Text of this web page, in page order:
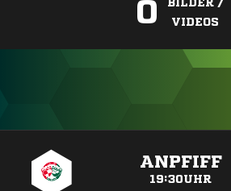
0
BILDER /
VIDEOS
ANPFIFF
19:30UHR